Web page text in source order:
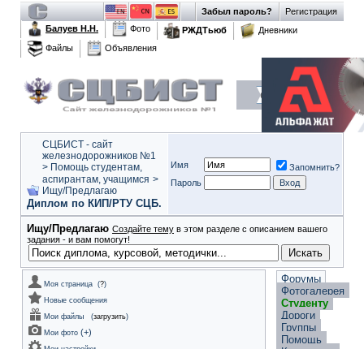
Регистрация
Забыл пароль?
Балуев Н.Н.
Фото РЖДТьюб
Дневники
Файлы
Объявления
СЦБИСТ - сайт
железнодорожников №1
> Помощь студентам,
аспирантам, учащимся >
Ищу/Предлагаю
Диплом по КИП/РТУ СЦБ.
Имя
Запомнить?
Пароль
Ищу/Предлагаю Создайте тему в этом разделе с описанием вашего
задания - и вам помогут!
Моя страница (?)
Новые сообщения
Мои файлы
(загрузить)
Мои фото (+)
Форумы
Фотогалерея
Студенту
Дороги
Группы
Помощь